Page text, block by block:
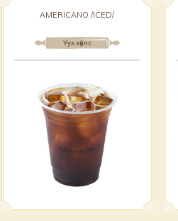
Уух зүйлс
AMERICANO /ICED/